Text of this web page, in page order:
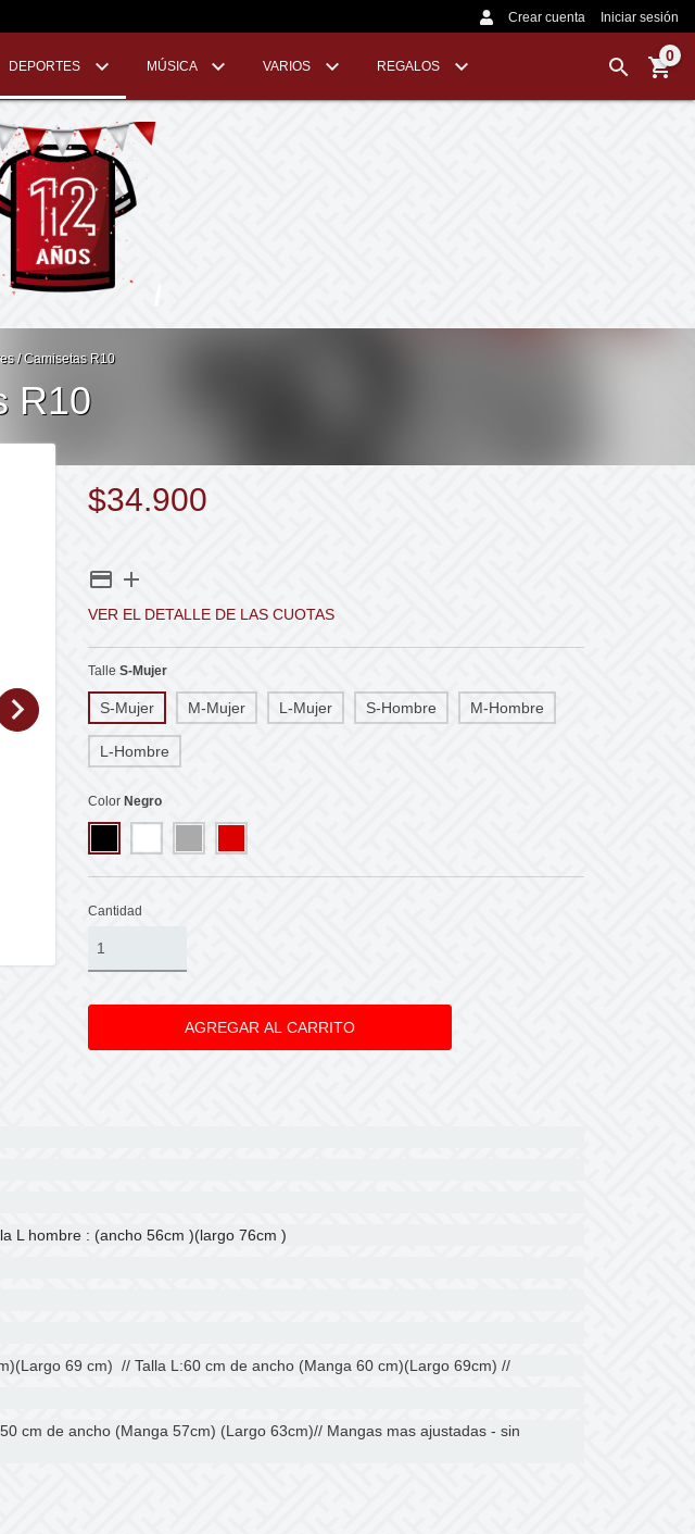
Crear cuenta Iniciar sesión
DEPORTES MÚSICA VARIOS REGALOS
0
/ Camisetas R10
R10
$34.900
VER EL DETALLE DE LAS CUOTAS
Talle S-Mujer
S-Mujer M-Mujer L-Mujer S-Hombre M-Hombre
L-Hombre
Color Negro
Cantidad
L hombre : (ancho 56cm )(largo 76cm )
69 cm) // Talla L:60 cm de ancho (Manga 60 cm)(Largo 69cm) //
cm de ancho (Manga 57cm) (Largo 63cm)// Mangas mas ajustadas - sin